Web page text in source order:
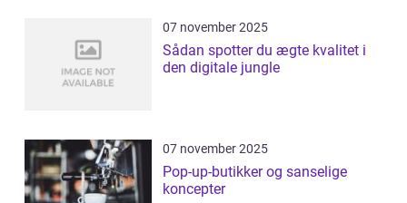
07 november 2025
Sådan spotter du ægte kvalitet i
den digitale jungle
07 november 2025
Pop-up-butikker og sanselige
koncepter